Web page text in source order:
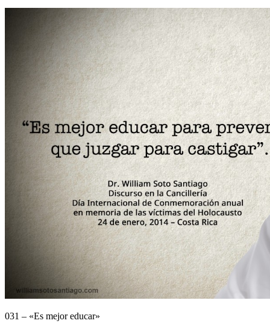
031 – «Es mejor educar»